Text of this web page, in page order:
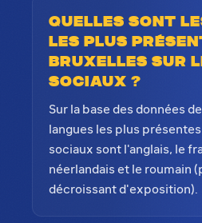
Quelles sont
les plus
Bruxelles sur
sociaux ?
Sur la base des données
langues les plus
sociaux sont l'anglais, le
néerlandais et le roumain
décroissant d'exposition).